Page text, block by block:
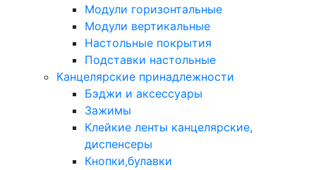
Модули горизонтальные
Модули вертикальные
Настольные покрытия
Подставки настольные
Канцелярские принадлежности
Бэджи и аксессуары
Зажимы
Клейкие ленты канцелярские,
диспенсеры
Кнопки,булавки